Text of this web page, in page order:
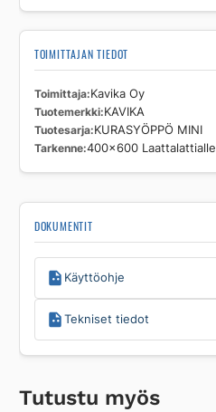
TOIMITTAJAN TIEDOT
Toimittaja Kavika Oy
Tuotemerkki KAVIKA
Tuotesarja KURASYÖPPÖ MINI
Tarkenne 400x600 Laattalattialle
DOKUMENTIT
Käyttöohje
Tekniset tiedot
Tutustu myös